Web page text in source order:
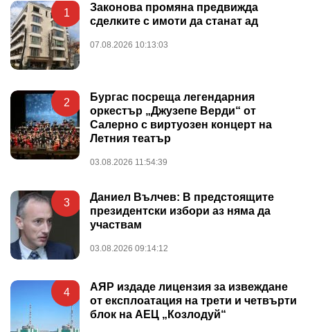
1
Законова промяна предвижда
сделките с имоти да станат ад
07.08.2026 10:13:03
2
Бургас посреща легендарния
оркестър „Джузепе Верди“ от
Салерно с виртуозен концерт на
Летния театър
03.08.2026 11:54:39
3
Даниел Вълчев: В предстоящите
президентски избори аз няма да
участвам
03.08.2026 09:14:12
4
АЯР издаде лицензия за извеждане
от експлоатация на трети и четвърти
блок на АЕЦ „Козлодуй“